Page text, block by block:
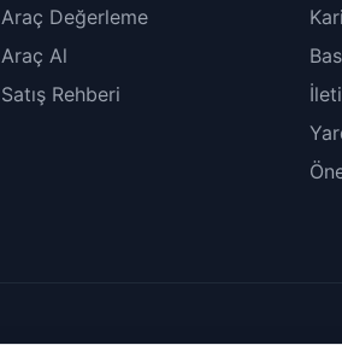
Araç Değerleme
Araç Al
Satış Rehberi